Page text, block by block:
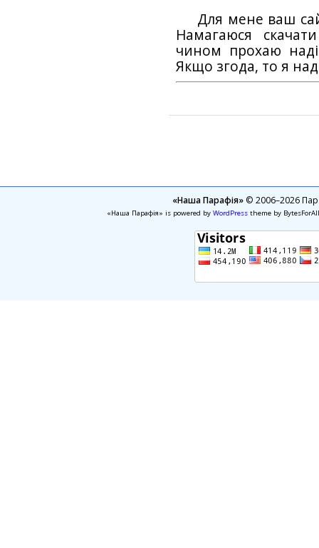
Для мене ваш
Намагаюся
чином прохаю
Якщо згода, то я
«Наша Парафія»© 2006–2026
«Наша Парафія» is powered by WordPresstheme by